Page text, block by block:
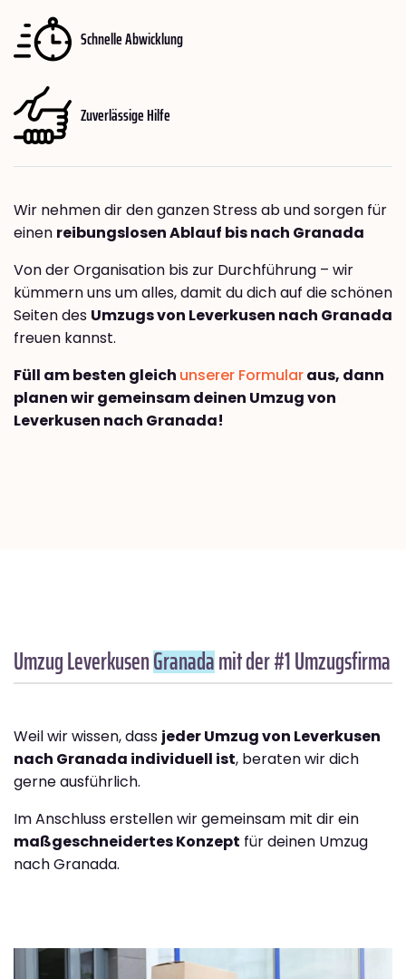
Schnelle Abwicklung
Zuverlässige Hilfe
Wir nehmen dir den ganzen Stress ab und sorgen für
einen reibungslosen Ablauf bis nach Granada
Von der Organisation bis zur Durchführung – wir
kümmern uns um alles, damit du dich auf die schönen
Seiten des Umzugs von Leverkusen nach Granada
freuen kannst.
Füll am besten gleich unserer Formularaus, dann
planen wir gemeinsam deinen Umzug von
Leverkusen nach Granada!
Umzug LeverkusenGranadamit der #1 Umzugsfirma
Weil wir wissen, dass jeder Umzug von Leverkusen
nach Granada individuell ist, beraten wir dich
gerne ausführlich.
Im Anschluss erstellen wir gemeinsam mit dir ein
maßgeschneidertes Konzept für deinen Umzug
nach Granada.